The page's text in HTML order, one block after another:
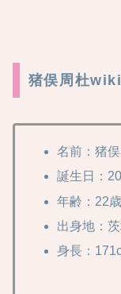
猪俣周杜
名前：猪
誕生日：
年齢：22歳
出身地：
身長：